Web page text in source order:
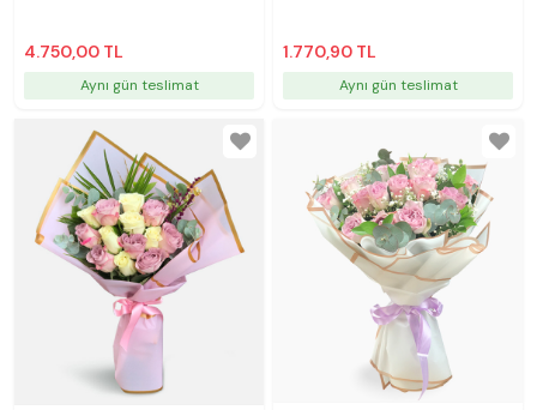
4.750,00 TL
Aynı gün teslimat
1.770,90 TL
Aynı gün teslimat